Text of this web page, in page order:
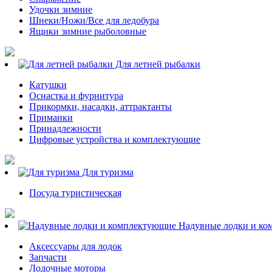
Удочки зимние
Шнеки/Ножи/Все для ледобура
Ящики зимние рыболовные
Для летней рыбалки
Катушки
Оснастка и фурнитура
Прикормки, насадки, аттрактанты
Приманки
Принадлежности
Цифровые устройства и комплектующие
Для туризма
Посуда туристическая
Надувные лодки и
Аксессуары для лодок
Запчасти
Лодочные моторы